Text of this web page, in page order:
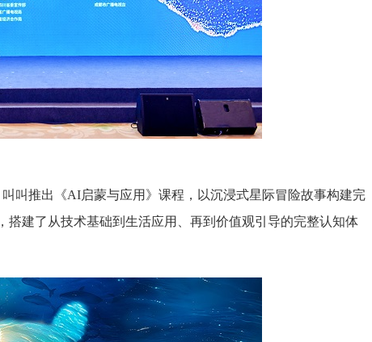
叫推出《AI启蒙与应用》课程，以沉浸式星际冒险故事构建完
建了从技术基础到生活应用、再到价值观引导的完整认知体